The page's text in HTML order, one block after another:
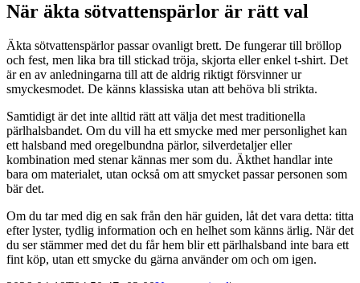
När äkta sötvattenspärlor är rätt val
Äkta sötvattenspärlor passar ovanligt brett. De fungerar till bröllop
och fest, men lika bra till stickad tröja, skjorta eller enkel t-shirt. Det
är en av anledningarna till att de aldrig riktigt försvinner ur
smyckesmodet. De känns klassiska utan att behöva bli strikta.
Samtidigt är det inte alltid rätt att välja det mest traditionella
pärlhalsbandet. Om du vill ha ett smycke med mer personlighet kan
ett halsband med oregelbundna pärlor, silverdetaljer eller
kombination med stenar kännas mer som du. Äkthet handlar inte
bara om materialet, utan också om att smycket passar personen som
bär det.
Om du tar med dig en sak från den här guiden, låt det vara detta: titta
efter lyster, tydlig information och en helhet som känns ärlig. När det
du ser stämmer med det du får hem blir ett pärlhalsband inte bara ett
fint köp, utan ett smycke du gärna använder om och om igen.